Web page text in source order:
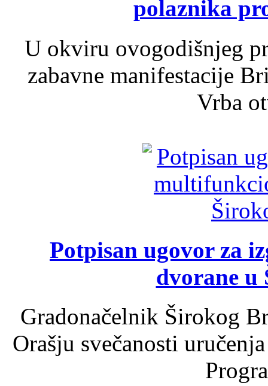
polaznika
U okviru ovogodišnjeg
zabavne manifestacije
Vrba
Potpisan ugovor za
dvorane u
Gradonačelnik Širokog
Orašju svečanosti